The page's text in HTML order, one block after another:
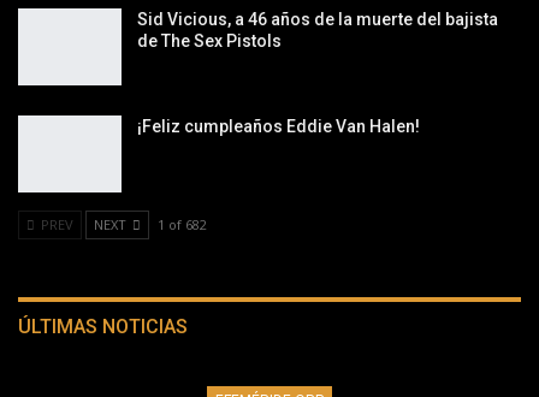
Sid Vicious, a 46 años de la muerte del bajista
de The Sex Pistols
¡Feliz cumpleaños Eddie Van Halen!
PREV NEXT 1 of 682
ÚLTIMAS NOTICIAS